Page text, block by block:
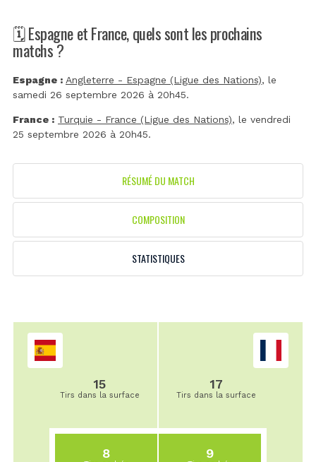
🗓️ Espagne et France, quels sont les prochains
matchs ?
Espagne : Angleterre - Espagne (Ligue des Nations), le
samedi 26 septembre 2026 à 20h45.
France : Turquie - France (Ligue des Nations), le vendredi
25 septembre 2026 à 20h45.
RÉSUMÉ DU MATCH
COMPOSITION
STATISTIQUES
15
Tirs dans la surface
8
17
Tirs dans la surface
9